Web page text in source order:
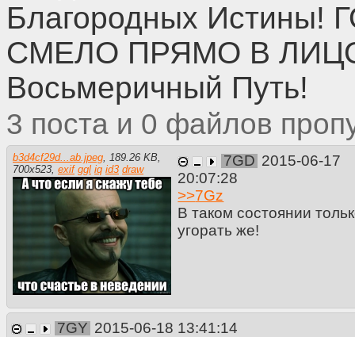
Благородных
СМЕЛО ПРЯМО В
Восьмеричный Путь!
3 0
b3d4cf29d...ab.jpeg 189.26 KB
700x523 exif ggl iq id3 draw
7GD 2015-06-17
20:07:28
>>7Gz
В таком состоянии
угорать же!
7GY 2015-06-18 13:41:14